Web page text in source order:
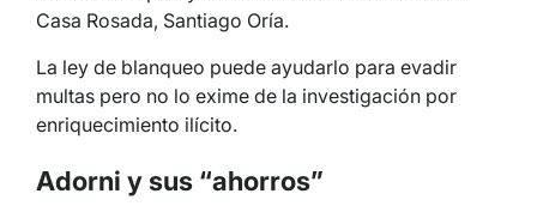
Casa Rosada, Santiago Oría.
La ley de blanqueo puede ayudarlo para evadir
multas pero no lo exime de la investigación por
enriquecimiento ilícito.
Adorni y sus “ahorros”